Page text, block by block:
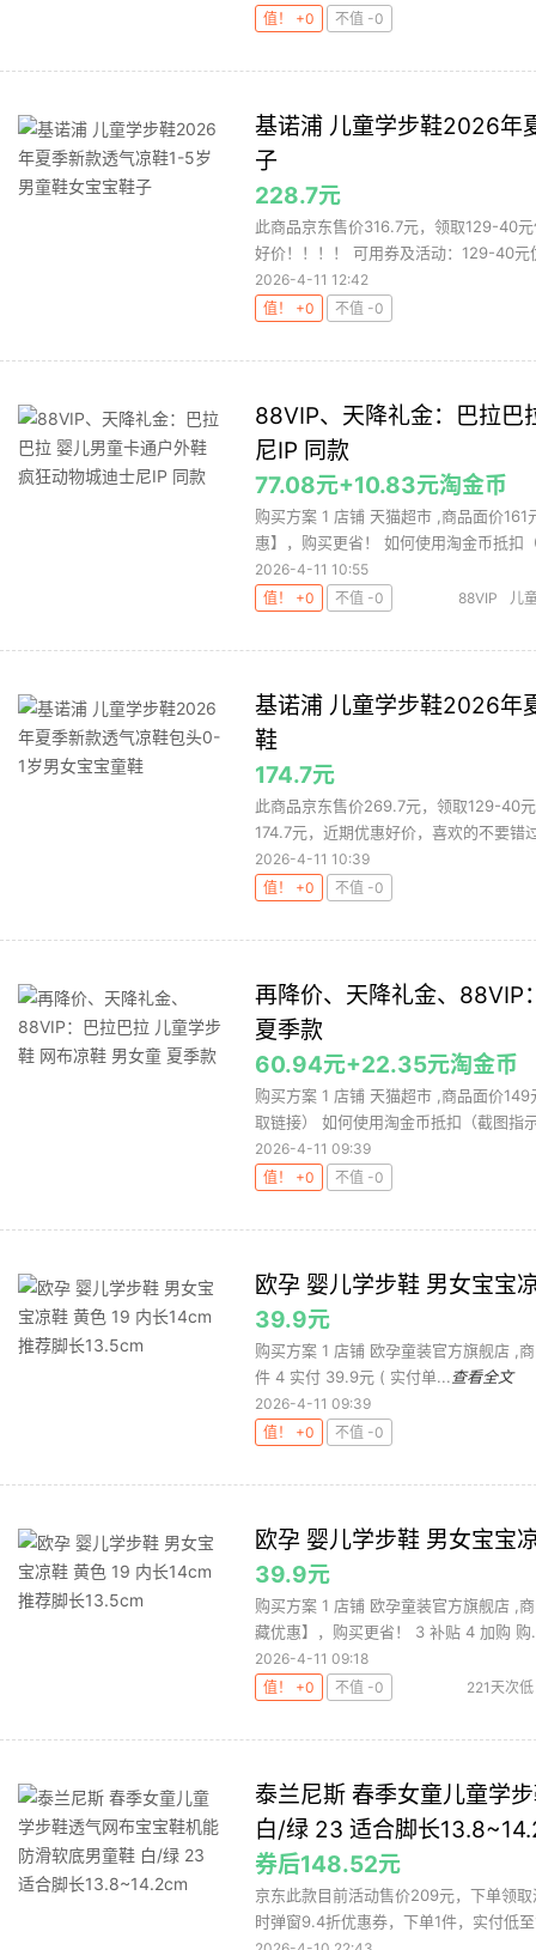
值！ +0
不值 -0
基诺浦 儿童学步鞋2026年
子
228.7元
此商品京东售价316.7元，领取129-40
好价！！！！ 可用券及活动：129-40元
2026-4-11 12:42
值！ +0
不值 -0
88VIP、天降礼金：巴拉巴
尼IP 同款
77.08元+10.83元淘金币
购买方案 1 店铺 天猫超市 ,商品面价
惠】，购买更省！ 如何使用淘金币抵扣
2026-4-11 10:55
值！ +0
不值 -0 88VIP 儿
基诺浦 儿童学步鞋2026年
鞋
174.7元
此商品京东售价269.7元，领取129-40
174.7元，近期优惠好价，喜欢的不要错
2026-4-11 10:39
值！ +0
不值 -0
再降价、天降礼金、88VIP
夏季款
60.94元+22.35元淘金币
购买方案 1 店铺 天猫超市 ,商品面价
取链接） 如何使用淘金币抵扣（截图指
2026-4-11 09:39
值！ +0
不值 -0
欧孕 婴儿学步鞋 男女宝宝
39.9元
购买方案 1 店铺 欧孕童装官方旗舰店 ,
件 4 实付 39.9元 ( 实付单... 查看全文
2026-4-11 09:39
值！ +0
不值 -0
欧孕 婴儿学步鞋 男女宝宝
39.9元
购买方案 1 店铺 欧孕童装官方旗舰店 ,
藏优惠】，购买更省！ 3 补贴 4 加购 购
2026-4-11 09:18
值！ +0
不值 -0 221天次低
泰兰尼斯 春季女童儿童学
白/绿 23 适合脚长
券后148.52元
京东此款目前活动售价209元，下单领
时弹窗9.4折优惠券，下单1件，实付低